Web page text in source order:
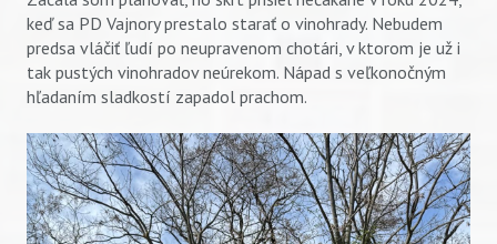
keď sa PD Vajnory prestalo starať o vinohrady. Nebudem
predsa vláčiť ľudí po neupravenom chotári, v ktorom je už i
tak pustých vinohradov neúrekom. Nápad s veľkonočným
hľadaním sladkostí zapadol prachom.